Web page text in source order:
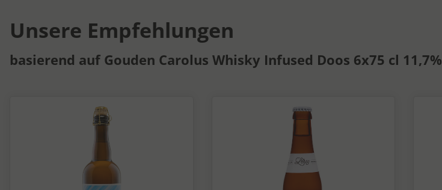
Unsere Empfehlungen
basierend auf Gouden Carolus Whisky Infused Doos 6x75 cl 11,7%